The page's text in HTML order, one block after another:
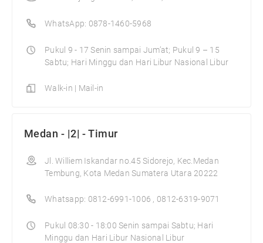
WhatsApp: 0878-1460-5968
Pukul 9 - 17 Senin sampai Jum’at; Pukul 9 – 15
Sabtu; Hari Minggu dan Hari Libur Nasional Libur
Walk-in | Mail-in
Medan - |2| - Timur
Jl. Williem Iskandar no.45 Sidorejo, Kec.Medan
Tembung, Kota Medan Sumatera Utara 20222
Whatsapp: 0812-6991-1006 , 0812-6319-9071
Pukul 08:30 - 18:00 Senin sampai Sabtu; Hari
Minggu dan Hari Libur Nasional Libur